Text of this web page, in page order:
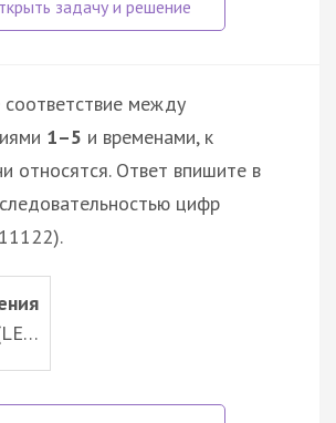
соответствие между
1–5 и временами, к
относятся. Ответ впишите в
цифр